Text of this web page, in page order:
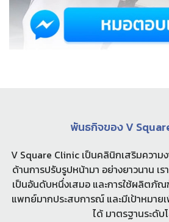
พันธกิจของ V
V Square Clinic เป็นคลินิกเสริมควา
ด้านการปรับรูปหน้ามา อย่างยาวนาน เ
เป็นอันดับหนึ่งเสมอ และการใช้ผลิตภั
แพทย์มากประสบการณ์ และมีเป้าหมาย
ได้ มาตรฐานระดับ